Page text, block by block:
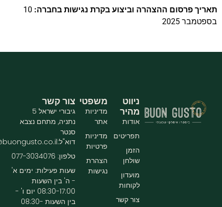
פרסום ההצהרה וביצוע בקרת נגישות בחברה:10
2025
משפטי
מדיניות
אתר
מדיניות
פרטיות
הצהרת
נגישות
מהיר
אודות
תפריטים
מועדון
לקוחות
צור קשר
צור קשר
גיבורי ישראל 5
נתניה, מתחם נצבא
סנטר
דוא"ל:info@buongusto.co.il
טלפון: 077-3034076
שעות פעילות: ימים א'
- ה' בין השעות
08:30-17:00 יום ו' -
בין השעות 08:30-